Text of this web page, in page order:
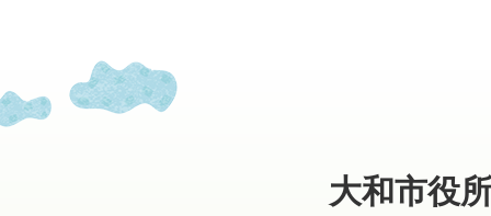
大和市役